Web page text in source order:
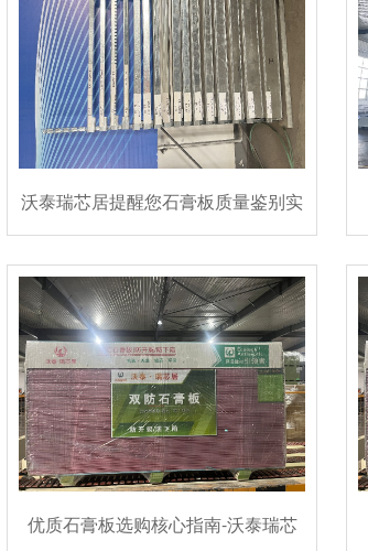
沃泰瑞芯居提醒您石膏板质量鉴别实
用技巧
优质石膏板选购核心指南-沃泰瑞芯